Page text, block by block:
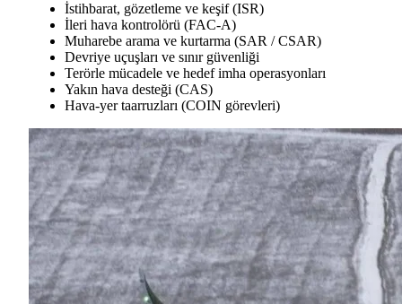
İstihbarat, gözetleme ve keşif (ISR)
İleri hava kontrolörü (FAC-A)
Muharebe arama ve kurtarma (SAR / CSAR)
Devriye uçuşları ve sınır güvenliği
Terörle mücadele ve hedef imha operasyonları
Yakın hava desteği (CAS)
Hava-yer taarruzları (COIN görevleri)